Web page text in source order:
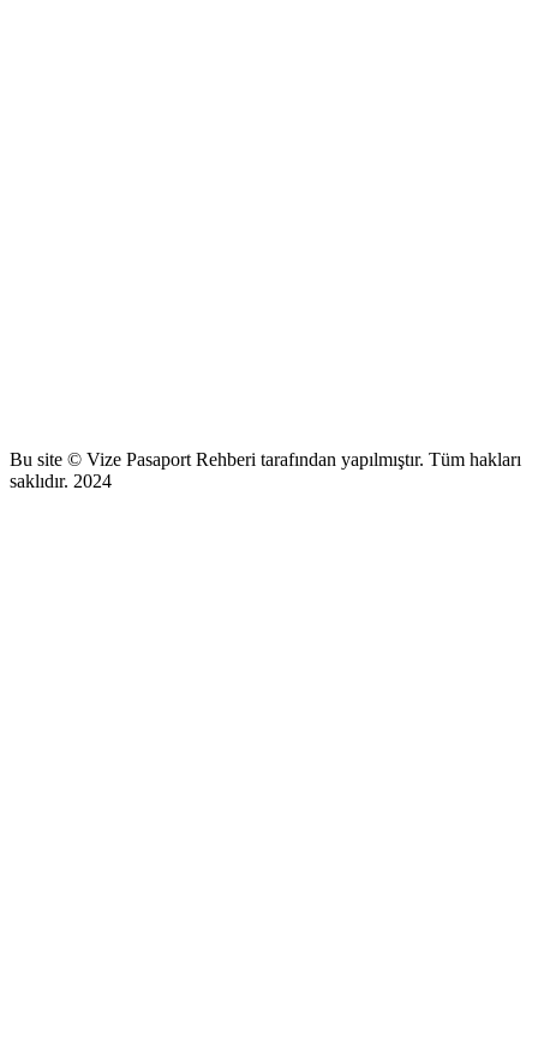
Bu site © Vize Pasaport Rehberi tarafından yapılmıştır. Tüm hakları
saklıdır. 2024